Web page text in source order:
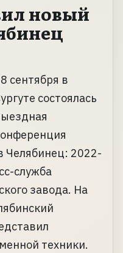
новый
сентября в
состоялась
Челябинец: 2022-
служба
завода. На
техники.